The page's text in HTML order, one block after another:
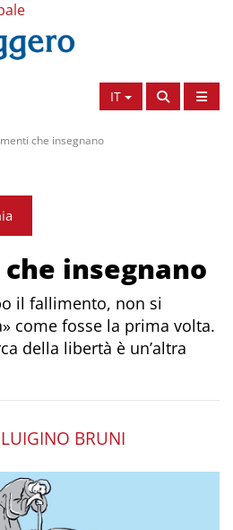
IT
che insegnano
insegnano
il fallimento, non si
come fosse la prima volta.
della libertà è un’altra
LUIGINO BRUNI